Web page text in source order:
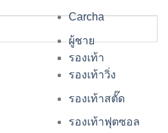
Carcha
ผู้ชาย
รองเท้า
รองเท้าวิ่ง
รองเท้าสตั๊ด
รองเท้าฟุตซอล